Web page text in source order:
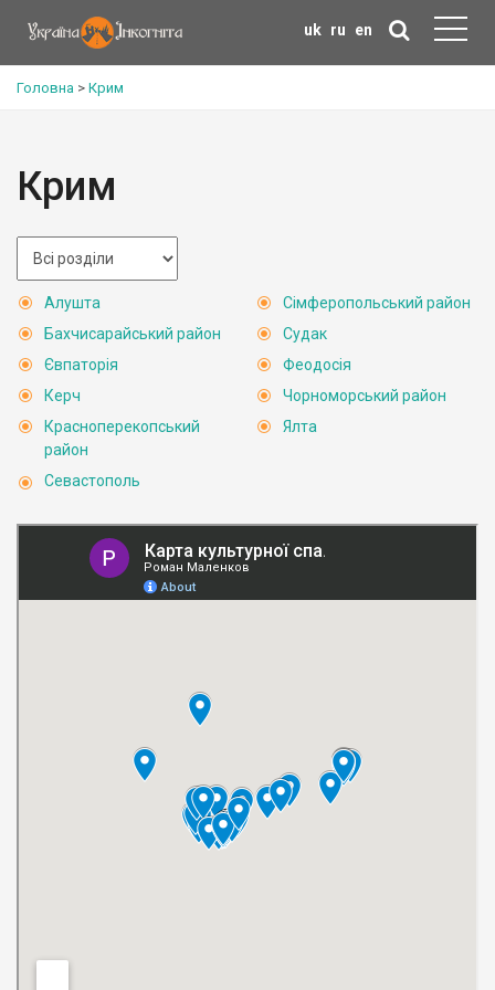
uk ru en
Головна > Крим
Крим
Алушта
Бахчисарайський район
Євпаторія
Керч
Красноперекопський
район
Севастополь
Сімферопольський район
Судак
Феодосія
Чорноморський район
Ялта